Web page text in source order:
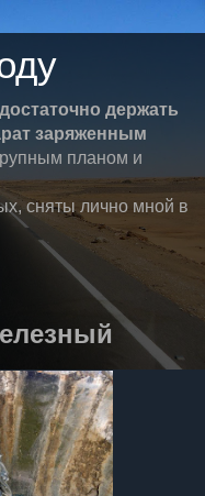
держать
заряженным
планом и
сняты лично мной в